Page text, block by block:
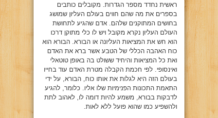
ראשית נחדד מספר הגדרות. מקובלים כותבים
בספרים את מה שהם חווים בעולם העליון שמושג
בחושים המתוקנים שלהם. אדם שהגיע לתחושת
העולם העליון נקרא מקובל ויש לו כלי מתוקן דרכו
הוא חש את המציאות העליונה או הבורא. הבורא הוא
כוח האהבה הכללי של הטבע אשר ברא את האדם
ואת כל המציאות והיחיד ששולט בה באופן טוטאלי
ואינסופי. לפי חכמת הקבלה מטרת האדם עוד בחייו
בעולם הזה היא לגלות את אותו כוח, הבורא, על ידי
התאמת התכונות הפנימיות שלו אליו. כלומר, להגיע
לדבקות בבורא, משמע להיות דומה לו, לאהוב לתת
ולהשפיע כמו שהוא פועל ללא לאות.